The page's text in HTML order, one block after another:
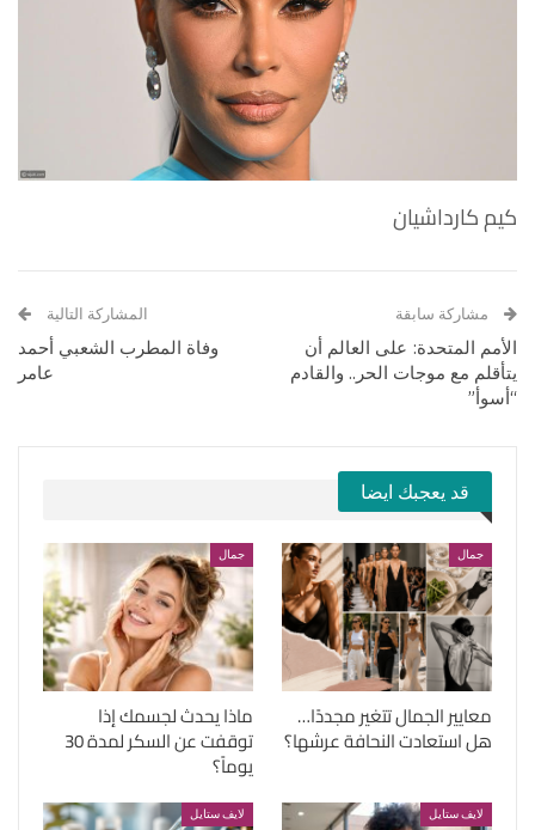
كيم كارداشيان
مشاركة سابقة
الأمم المتحدة: على العالم أن
يتأقلم مع موجات الحر.. والقادم
“أسوأ”
المشاركة التالية
وفاة المطرب الشعبي أحمد
عامر
قد يعجبك ايضا
جمال
معايير الجمال تتغير مجددًا…
هل استعادت النحافة عرشها؟
جمال
ماذا يحدث لجسمك إذا
توقفت عن السكر لمدة 30
يوماً؟
لايف ستايل لايف ستايل